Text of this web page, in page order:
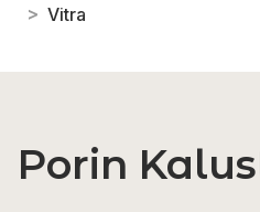
> Vitra
Porin